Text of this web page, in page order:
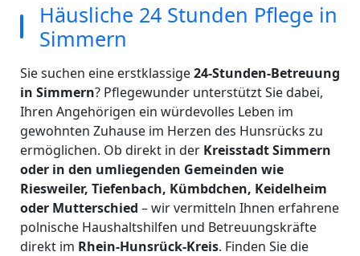
Häusliche 24 Stunden Pflege in
Simmern
Sie suchen eine erstklassige24-Stunden-Betreuung
in Simmern? Pflegewunder unterstützt Sie dabei,
Ihren Angehörigen ein würdevolles Leben im
gewohnten Zuhause im Herzen des Hunsrücks zu
ermöglichen. Ob direkt in der Kreisstadt Simmern
oder in den umliegenden Gemeinden wie
Riesweiler, Tiefenbach, Kümbdchen, Keidelheim
oder Mutterschied – wir vermitteln Ihnen erfahrene
polnische Haushaltshilfen und Betreuungskräfte
direkt im Rhein-Hunsrück-Kreis. Finden Sie die